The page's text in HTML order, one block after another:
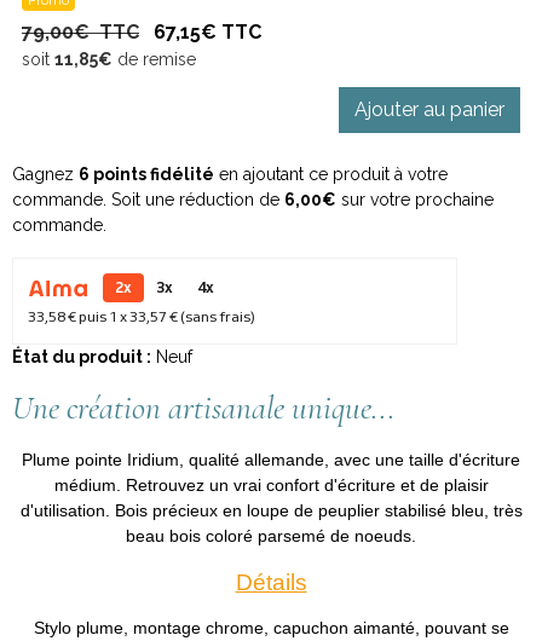
79,00€ TTC 67,15€ TTC
soit 11,85€ de remise
Ajouter au panier
Gagnez 6 points fidélité en ajoutant ce produit à votre
commande. Soit une réduction de 6,00€ sur votre prochaine
commande.
2x 3x
4x
33,58 €puis 1 x33,57 €(sans frais)
État du produit : Neuf
Une création artisanale unique...
Plume pointe Iridium, qualité allemande, avec une taille d'écriture
médium. Retrouvez un vrai confort d'écriture et de plaisir
d'utilisation. Bois précieux en loupe de peuplier stabilisé bleu, très
beau bois coloré parsemé de noeuds.
Détails
Stylo plume, montage chrome, capuchon aimanté, pouvant se